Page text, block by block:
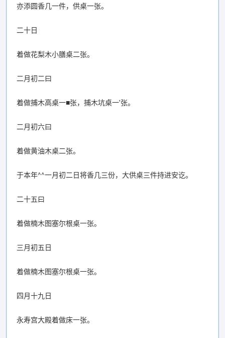
亦添圆香几一件，供桌一张。
二十日
着做花梨木小膳桌二张。
二月初二曰
着做捕木高桌一■张，捕木坑桌一'张。
二月初六曰
着做黄油木桌二张。
于本年^^一月初二日将香几三份，大供桌三件持进安讫。
二十五曰
着做楠木图塞尔根桌一张。
三月初五日
着做楠木图塞尔根桌一张。
四月十九日
永寿宫大殿着做床一张。